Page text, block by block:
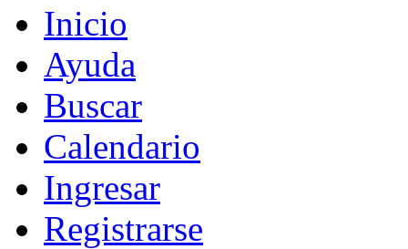
Inicio
Ayuda
Buscar
Calendario
Ingresar
Registrarse